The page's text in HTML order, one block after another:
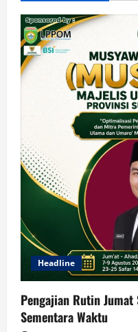
Headline
Pengajian Rutin
Sementara Waktu